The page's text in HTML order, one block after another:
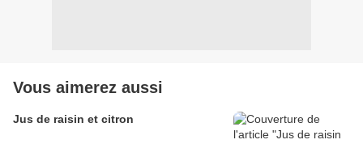
Vous aimerez aussi
Jus de raisin et citron